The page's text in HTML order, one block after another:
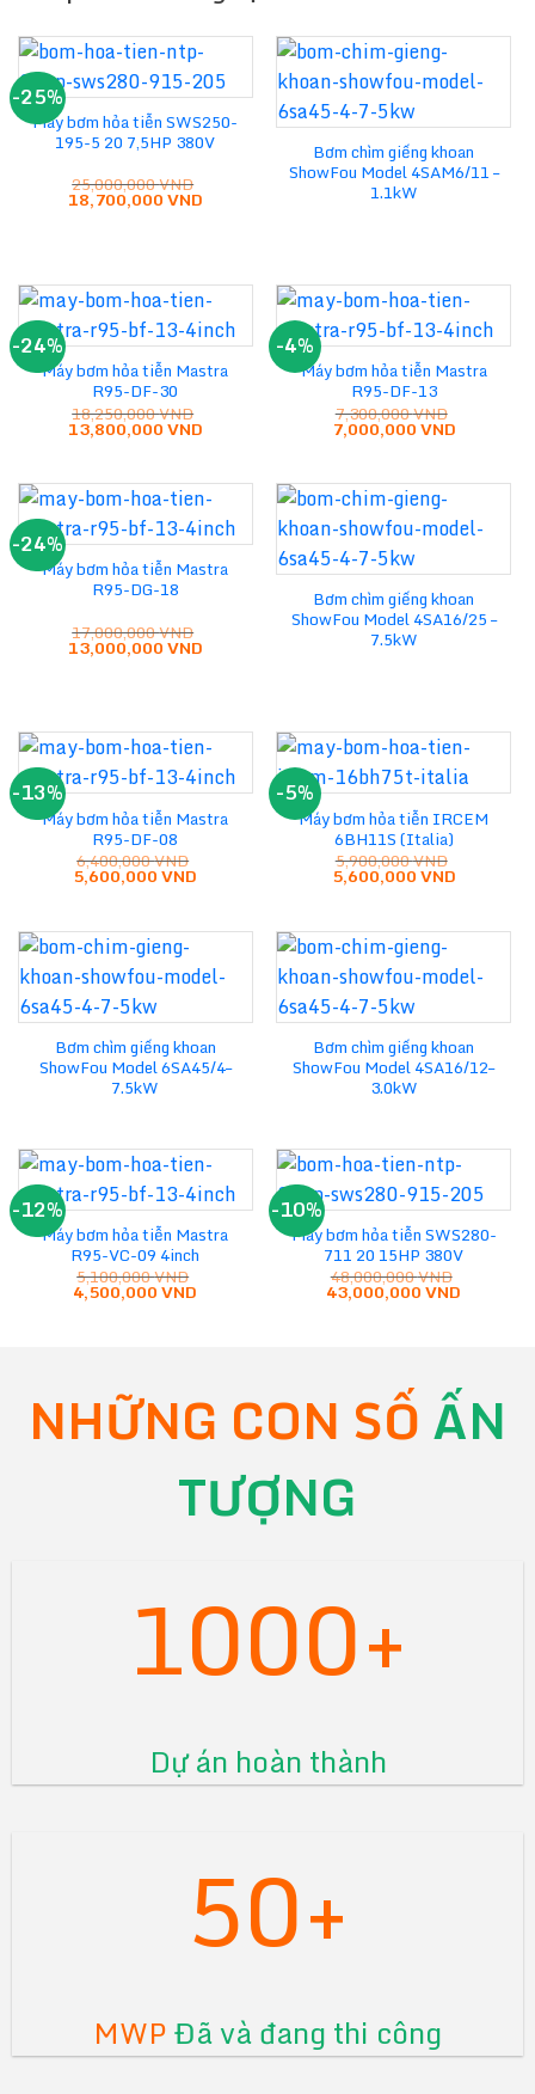
-25%
Máy bơm hỏa tiễn SWS250-
195-5 20 7,5HP 380V
25,000,000VND
Giá
gốc
18,700,000VNDGiá
Bơm chìm giếng khoan
ShowFou Model 4SAM6/11 –
1.1kW
-24%
Máy bơm hỏa tiễn Mastra
R95-DF-30
18,250,000VND
Giá
gốc
13,800,000VNDGiá
hiện
13,800,000 VND.
-4%
Máy bơm hỏa tiễn Mastra
R95-DF-13
7,300,000VND
Giá
gốc
7,000,000VNDGiá
hiện
7,000,000
-24%
Máy bơm hỏa tiễn Mastra
R95-DG-18
17,000,000VND
Giá
gốc
13,000,000VNDGiá
Bơm chìm giếng khoan
ShowFou Model 4SA16/25 –
7.5kW
-13%
Máy bơm hỏa tiễn Mastra
R95-DF-08
6,400,000VND
Giá
gốc
5,600,000VND
5,600,000 VND.
-5%
Máy bơm hỏa tiễn IRCEM
6BH11S (Italia)
5,900,000VND
Giá
gốc
5,600,000VNDGiá
5,600,000
Bơm chìm giếng khoan
ShowFou Model 6SA45/4–
7.5kW
Bơm chìm giếng khoan
ShowFou Model 4SA16/12–
3.0kW
-12%
Máy bơm hỏa tiễn Mastra
R95-VC-09 4inch
5,100,000VND
Giá
gốc
4,500,000VND
-10%
Máy bơm hỏa tiễn SWS280-
711 20 15HP 380V
48,000,000VND
Giá
gốc
43,000,000VND
NHỮNG CON SỐ ẤN
TƯỢNG
1000+
Dự án hoàn thành
50+
MWPĐã và đang thi công